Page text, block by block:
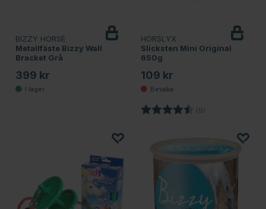
BIZZY HORSE
Metallfäste Bizzy Wall
Bracket Grå
399 kr
HORSLYX
Slicksten Mini Original
650g
109 kr
Betyg: (9)